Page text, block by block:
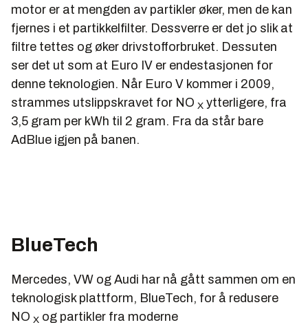
motor er at mengden av partikler øker, men de kan
fjernes i et partikkelfilter. Dessverre er det jo slik at
filtre tettes og øker drivstofforbruket. Dessuten
ser det ut som at Euro IV er endestasjonen for
denne teknologien. Når Euro V kommer i 2009,
strammes utslippskravet for NO X ytterligere, fra
3,5 gram per kWh til 2 gram. Fra da står bare
AdBlue igjen på banen.
BlueTech
Mercedes, VW og Audi har nå gått sammen om en
teknologisk plattform, BlueTech, for å redusere
NO X og partikler fra moderne